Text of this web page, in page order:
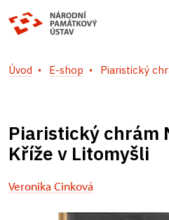
Úvod E-shop Piaristický
Piaristický chrám
Kříže v Litomyšli
Veronika Cinková